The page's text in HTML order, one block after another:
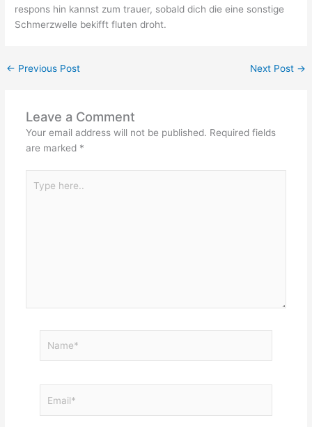
respons hin kannst zum trauer, sobald dich die eine sonstige
Schmerzwelle bekifft fluten droht.
← Previous Post Next Post →
Leave a Comment
Your email address will not be published. Required fields
are marked *
here..